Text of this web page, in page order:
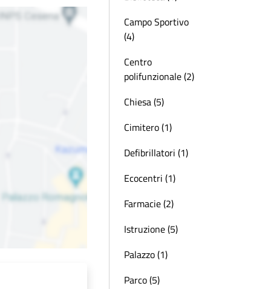
Campo Sportivo
(4)
Centro
polifunzionale (2)
Chiesa (5)
Cimitero (1)
Defibrillatori (1)
Ecocentri (1)
Farmacie (2)
Istruzione (5)
Palazzo (1)
Parco (5)